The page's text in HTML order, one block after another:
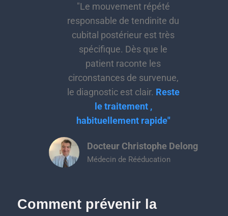
"Le mouvement répété
responsable de tendinite du
cubital postérieur est très
spécifique. Dès que le
patient raconte les
circonstances de survenue,
le diagnostic est clair. Reste
le traitement ,
habituellement rapide"
Docteur Christophe Delong
Médecin de Rééducation
Comment prévenir la